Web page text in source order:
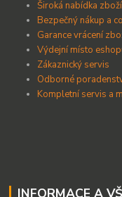
Široká nabídka
Bezpečný nákup a
Garance vrácení
Výdejní místo
Zákaznický servis
Odborné
Kompletní servis a
INFORMACE A